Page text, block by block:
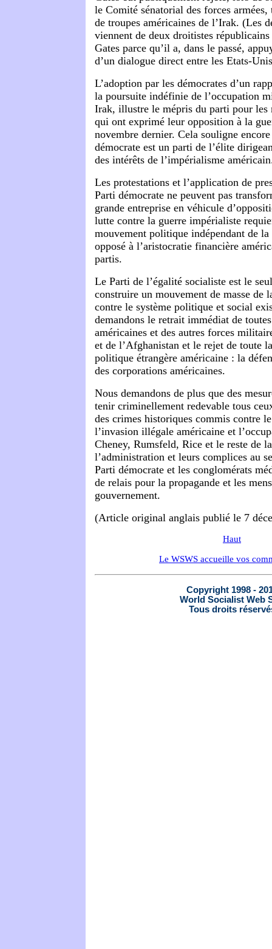
le Comité sénatorial des forces
de troupes américaines de l’Irak. (Les
viennent de deux droitistes républicains
Gates parce qu’il a, dans le passé,
d’un dialogue direct entre les Etats-
L’adoption par les démocrates d’un
la poursuite indéfinie de l’occupation
Irak, illustre le mépris du parti pour les
qui ont exprimé leur opposition à la
novembre dernier. Cela souligne
démocrate est un parti de l’élite
des intérêts de l’impérialisme
Les protestations et l’application de
Parti démocrate ne peuvent pas
grande entreprise en véhicule
lutte contre la guerre impérialiste
mouvement politique indépendant de la
opposé à l’aristocratie financière
partis.
Le Parti de l’égalité socialiste est le
construire un mouvement de masse de
contre le système politique et social
demandons le retrait immédiat de
américaines et des autres forces
et de l’Afghanistan et le rejet de toute
politique étrangère américaine : la
des corporations américaines.
Nous demandons de plus que des
tenir criminellement redevable tous
des crimes historiques commis contre
l’invasion illégale américaine et
Cheney, Rumsfeld, Rice et le reste de
l’administration et leurs complices au
Parti démocrate et les conglomérats
de relais pour la propagande et les
gouvernement.
(Article original anglais publié le 7
Haut
Le WSWS accueille vos
Copyright 1998 -
World Socialist Web
Tous droits